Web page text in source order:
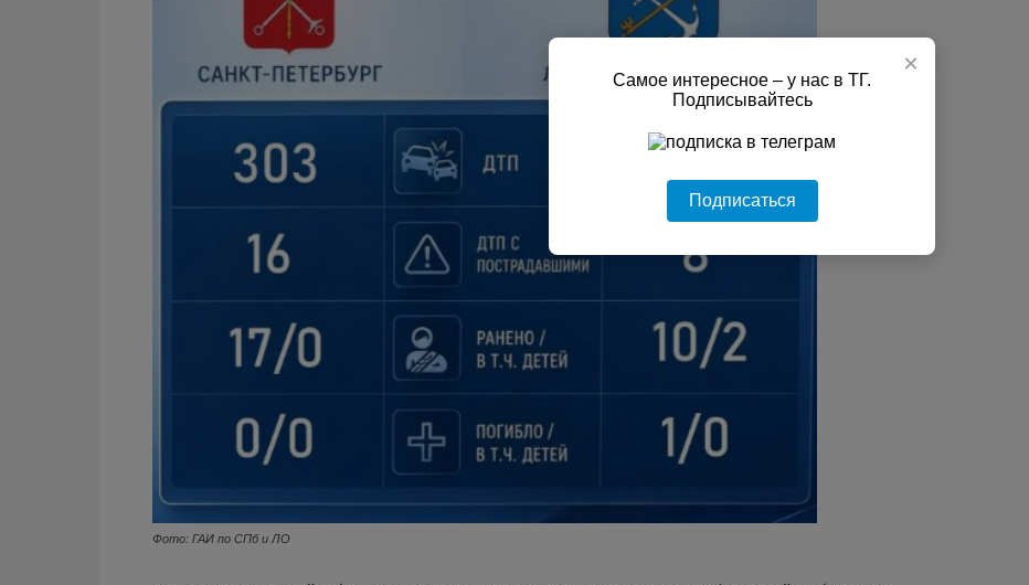
Фото: ГАИ по СПб и ЛО
×
Самое интересное – у нас в ТГ.
Подписывайтесь
Подписаться